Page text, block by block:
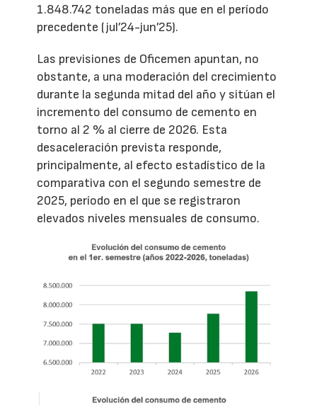
1.848.742 toneladas más que en el período
precedente (jul’24-jun’25).
Las previsiones de Oficemen apuntan, no
obstante, a una moderación del crecimiento
durante la segunda mitad del año y sitúan el
incremento del consumo de cemento en
torno al 2 % al cierre de 2026. Esta
desaceleración prevista responde,
principalmente, al efecto estadístico de la
comparativa con el segundo semestre de
2025, período en el que se registraron
elevados niveles mensuales de consumo.